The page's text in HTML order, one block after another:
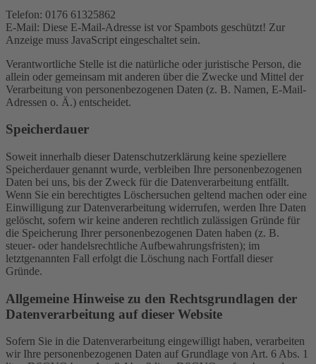
Telefon: 0176 61325862
E-Mail: Diese E-Mail-Adresse ist vor Spambots geschützt! Zur
Anzeige muss JavaScript eingeschaltet sein.
Verantwortliche Stelle ist die natürliche oder juristische Person, die
allein oder gemeinsam mit anderen über die Zwecke und Mittel der
Verarbeitung von personenbezogenen Daten (z. B. Namen, E-Mail-
Adressen o. Ä.) entscheidet.
Speicherdauer
Soweit innerhalb dieser Datenschutzerklärung keine speziellere
Speicherdauer genannt wurde, verbleiben Ihre personenbezogenen
Daten bei uns, bis der Zweck für die Datenverarbeitung entfällt.
Wenn Sie ein berechtigtes Löschersuchen geltend machen oder eine
Einwilligung zur Datenverarbeitung widerrufen, werden Ihre Daten
gelöscht, sofern wir keine anderen rechtlich zulässigen Gründe für
die Speicherung Ihrer personenbezogenen Daten haben (z. B.
steuer- oder handelsrechtliche Aufbewahrungsfristen); im
letztgenannten Fall erfolgt die Löschung nach Fortfall dieser
Gründe.
Allgemeine Hinweise zu den Rechtsgrundlagen der
Datenverarbeitung auf dieser Website
Sofern Sie in die Datenverarbeitung eingewilligt haben, verarbeiten
wir Ihre personenbezogenen Daten auf Grundlage von Art. 6 Abs. 1